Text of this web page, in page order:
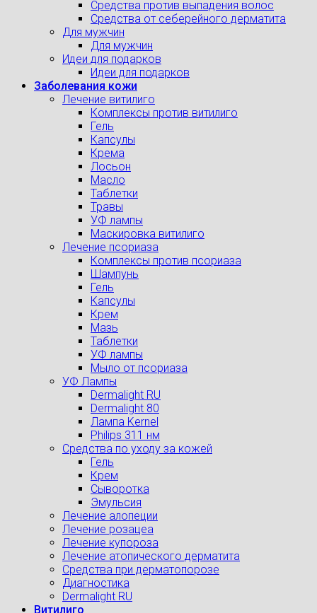
Средства против выпадения волос
Средства от себерейного дерматита
Для мужчин
Для мужчин
Идеи для подарков
Идеи для подарков
Заболевания кожи
Лечение витилиго
Комплексы против витилиго
Гель
Капсулы
Крема
Лосьон
Масло
Таблетки
Травы
УФ лампы
Маскировка витилиго
Лечение псориаза
Комплексы против псориаза
Шампунь
Гель
Капсулы
Крем
Мазь
Таблетки
УФ лампы
Мыло от псориаза
УФ Лампы
Dermalight RU
Dermalight 80
Лампа Kernel
Philips 311 нм
Средства по уходу за кожей
Гель
Крем
Сыворотка
Эмульсия
Лечение алопеции
Лечение розацеа
Лечение купороза
Лечение атопического дерматита
Средства при дерматопорозе
Диагностика
Dermalight RU
Витилиго